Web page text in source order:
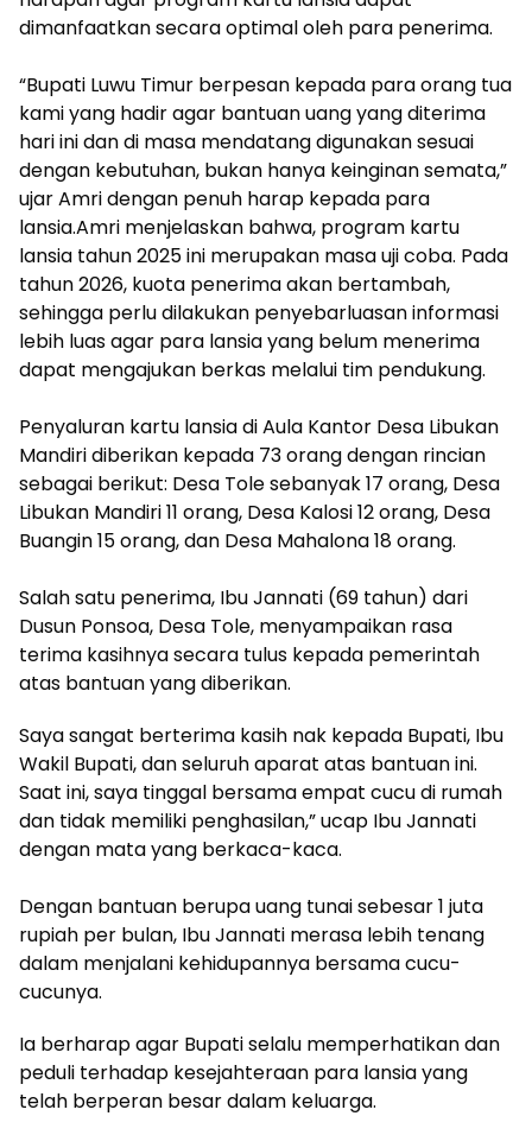
dimanfaatkan secara optimal oleh para penerima.
‎“Bupati Luwu Timur berpesan kepada para orang tua
kami yang hadir agar bantuan uang yang diterima
hari ini dan di masa mendatang digunakan sesuai
dengan kebutuhan, bukan hanya keinginan semata,”
ujar Amri dengan penuh harap kepada para
lansia.Amri menjelaskan bahwa, program kartu
lansia tahun 2025 ini merupakan masa uji coba. Pada
tahun 2026, kuota penerima akan bertambah,
sehingga perlu dilakukan penyebarluasan informasi
lebih luas agar para lansia yang belum menerima
dapat mengajukan berkas melalui tim pendukung.
‎Penyaluran kartu lansia di Aula Kantor Desa Libukan
Mandiri diberikan kepada 73 orang dengan rincian
sebagai berikut: Desa Tole sebanyak 17 orang, Desa
Libukan Mandiri 11 orang, Desa Kalosi 12 orang, Desa
Buangin 15 orang, dan Desa Mahalona 18 orang.
‎Salah satu penerima, Ibu Jannati (69 tahun) dari
Dusun Ponsoa, Desa Tole, menyampaikan rasa
terima kasihnya secara tulus kepada pemerintah
atas bantuan yang diberikan.
Saya sangat berterima kasih nak kepada Bupati, Ibu
Wakil Bupati, dan seluruh aparat atas bantuan ini.
Saat ini, saya tinggal bersama empat cucu di rumah
dan tidak memiliki penghasilan,” ucap Ibu Jannati
dengan mata yang berkaca-kaca.
‎Dengan bantuan berupa uang tunai sebesar 1 juta
rupiah per bulan, Ibu Jannati merasa lebih tenang
dalam menjalani kehidupannya bersama cucu-
cucunya.
Ia berharap agar Bupati selalu memperhatikan dan
peduli terhadap kesejahteraan para lansia yang
telah berperan besar dalam keluarga.